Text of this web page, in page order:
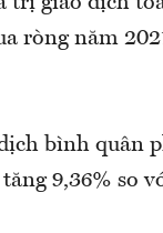
ròng năm
bình quân
9,36% so